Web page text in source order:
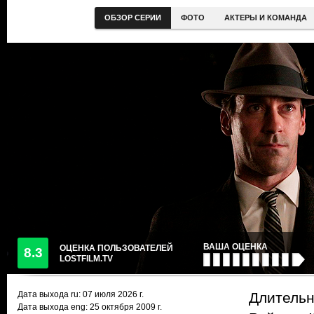
ОБЗОР СЕРИИ ФОТО АКТЕРЫ И КОМАНДА
8.3
ОЦЕНКА ПОЛЬЗОВАТЕЛЕЙ
LOSTFILM.TV
ВАША ОЦЕНКА
Дата выхода ru: 07 июля 2026 г.
Дата выхода eng: 25 октября 2009 г.